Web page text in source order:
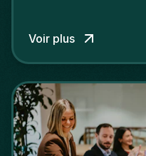
Voir plus